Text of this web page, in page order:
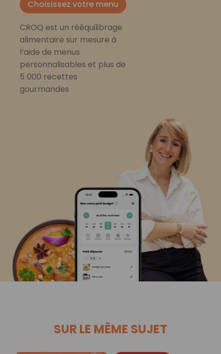
Choisissez votre menu
CROQ est un rééquilibrage
alimentaire sur mesure à
l’aide de menus
personnalisables et plus de
5 000 recettes
gourmandes
SUR LE MÊME SUJET